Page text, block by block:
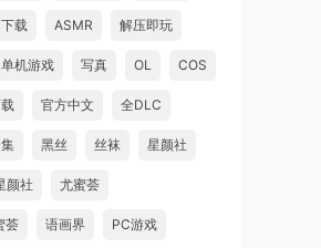
下载 ASMR 解压即玩
单机游戏 写真 OL COS
官方中文 全DLC
黑丝 丝袜 星颜社
颜社 尤蜜荟
荟 语画界 PC游戏